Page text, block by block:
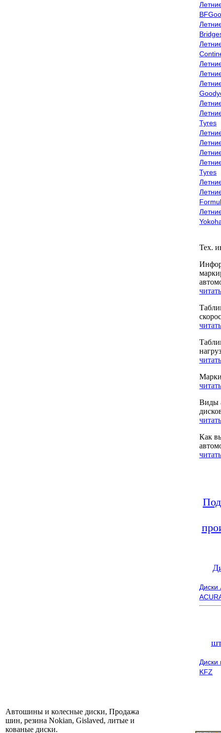
Tyres
Tyres
Тех.
Виды
Как
Диски
KFZ
Автошины и колесные диски, Продажа
шин, резина Nokian, Gislaved, литые и
кованые диски.